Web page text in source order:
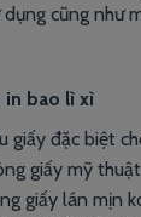
dụng cũng như
in bao lì xì
giấy đặc biệt
giấy mỹ
giấy lán mịn